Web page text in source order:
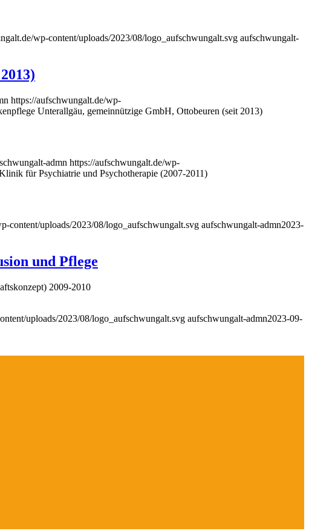
wp-content/uploads/2023/08/logo_aufschwungalt.svg aufschwungalt-
https://aufschwungalt.de/wp-
Unterallgäu, gemeinnützige GmbH, Ottobeuren (seit 2013)
admn https://aufschwungalt.de/wp-
für Psychiatrie und Psychotherapie (2007-2011)
content/uploads/2023/08/logo_aufschwungalt.svg aufschwungalt-admn2023-
und Pflege
2009-2010
uploads/2023/08/logo_aufschwungalt.svg aufschwungalt-admn2023-09-